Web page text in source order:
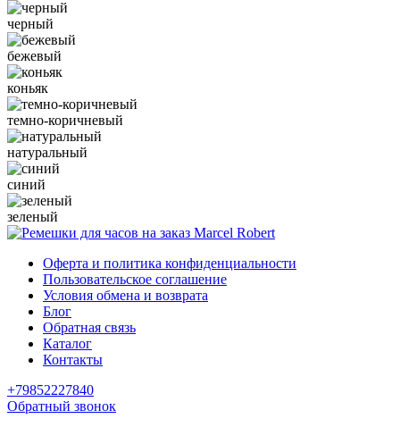
черный
бежевый
коньяк
темно-коричневый
натуральный
синий
зеленый
Оферта и политика конфиденциальности
Пользовательское соглашение
Условия обмена и возврата
Блог
Обратная связь
Каталог
Контакты
+79852227840
Обратный звонок